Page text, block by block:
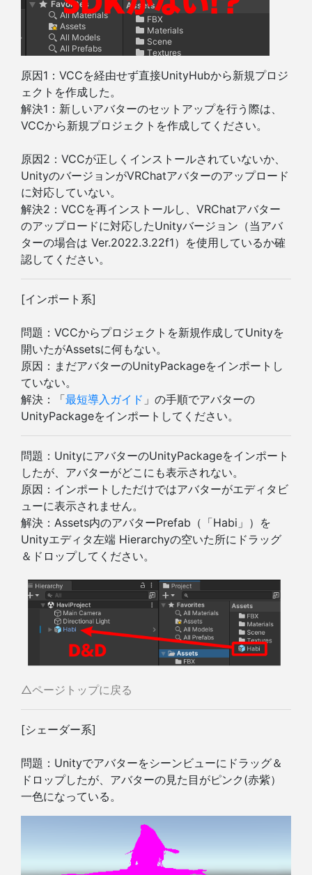
原因1：VCCを経由せず直接UnityHubから新規プロジ
ェクトを作成した。
解決1：新しいアバターのセットアップを行う際は、
VCCから新規プロジェクトを作成してください。
原因2：VCCが正しくインストールされていないか、
UnityのバージョンがVRChatアバターのアップロード
に対応していない。
解決2：VCCを再インストールし、VRChatアバター
のアップロードに対応したUnityバージョン（当アバ
ターの場合は Ver.2022.3.22f1）を使用しているか確
認してください。
[インポート系]
問題：VCCからプロジェクトを新規作成してUnityを
開いたがAssetsに何もない。
原因：まだアバターのUnityPackageをインポートし
ていない。
解決：「最短導入ガイド 」の手順でアバターの
UnityPackageをインポートしてください。
問題：UnityにアバターのUnityPackageをインポート
したが、アバターがどこにも表示されない。
原因：インポートしただけではアバターがエディタビ
ューに表示されません。
解決：Assets内のアバターPrefab（「Habi」）を
Unityエディタ左端 Hierarchyの空いた所にドラッグ
＆ドロップしてください。
△ページトップに戻る
[シェーダー系]
問題：Unityでアバターをシーンビューにドラッグ＆
ドロップしたが、アバターの見た目がピンク(赤紫）
一色になっている。